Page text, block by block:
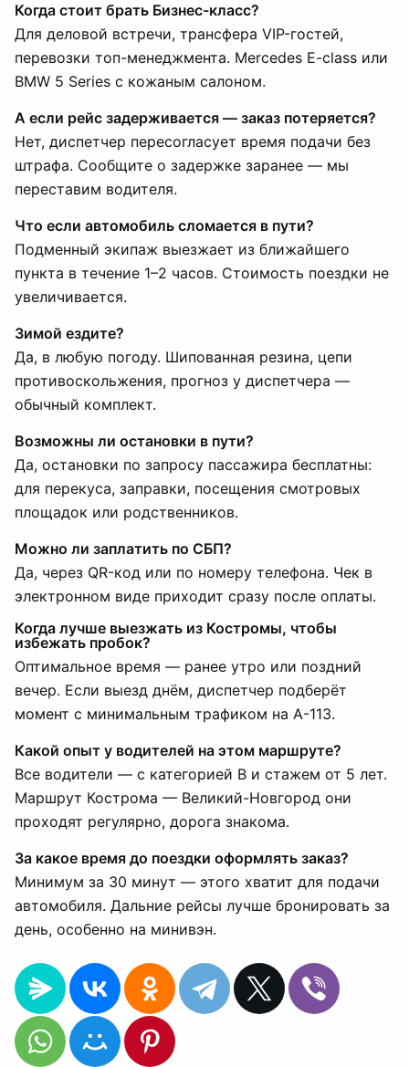
Когда стоит брать Бизнес-класс?
Для деловой встречи, трансфера VIP-гостей,
перевозки топ-менеджмента. Mercedes E-class или
BMW 5 Series с кожаным салоном.
А если рейс задерживается — заказ потеряется?
Нет, диспетчер пересогласует время подачи без
штрафа. Сообщите о задержке заранее — мы
переставим водителя.
Что если автомобиль сломается в пути?
Подменный экипаж выезжает из ближайшего
пункта в течение 1–2 часов. Стоимость поездки не
увеличивается.
Зимой ездите?
Да, в любую погоду. Шипованная резина, цепи
противоскольжения, прогноз у диспетчера —
обычный комплект.
Возможны ли остановки в пути?
Да, остановки по запросу пассажира бесплатны:
для перекуса, заправки, посещения смотровых
площадок или родственников.
Можно ли заплатить по СБП?
Да, через QR-код или по номеру телефона. Чек в
электронном виде приходит сразу после оплаты.
Когда лучше выезжать из Костромы, чтобы
избежать пробок?
Оптимальное время — ранее утро или поздний
вечер. Если выезд днём, диспетчер подберёт
момент с минимальным трафиком на А-113.
Какой опыт у водителей на этом маршруте?
Все водители — с категорией B и стажем от 5 лет.
Маршрут Кострома — Великий-Новгород они
проходят регулярно, дорога знакома.
За какое время до поездки оформлять заказ?
Минимум за 30 минут — этого хватит для подачи
автомобиля. Дальние рейсы лучше бронировать за
день, особенно на минивэн.